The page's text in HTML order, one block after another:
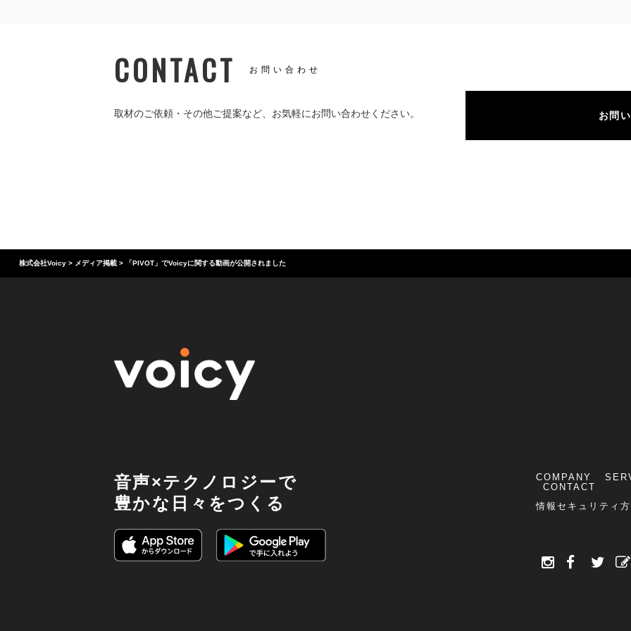
CONTACT お問い合わせ
取材のご依頼・その他ご提案など、 お気軽にお問い合わせください。 お問
株式会社Voicy> メディア掲載> 「PIVOT」でVoicyに関する動画が公開されました
音声×テクノロジーで
豊かな日々をつくる
COMPANY
CONTACT
情報セキュリティ